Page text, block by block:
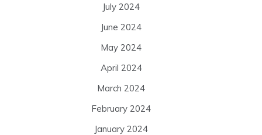
July 2024
June 2024
May 2024
April 2024
March 2024
February 2024
January 2024